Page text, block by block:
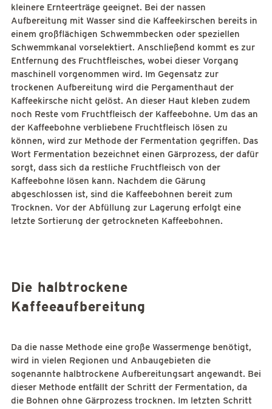
kleinere Ernteerträge geeignet. Bei der nassen
Aufbereitung mit Wasser sind die Kaffeekirschen bereits in
einem großflächigen Schwemmbecken oder speziellen
Schwemmkanal vorselektiert. Anschließend kommt es zur
Entfernung des Fruchtfleisches, wobei dieser Vorgang
maschinell vorgenommen wird. Im Gegensatz zur
trockenen Aufbereitung wird die Pergamenthaut der
Kaffeekirsche nicht gelöst. An dieser Haut kleben zudem
noch Reste vom Fruchtfleisch der Kaffeebohne. Um das an
der Kaffeebohne verbliebene Fruchtfleisch lösen zu
können, wird zur Methode der Fermentation gegriffen. Das
Wort Fermentation bezeichnet einen Gärprozess, der dafür
sorgt, dass sich da restliche Fruchtfleisch von der
Kaffeebohne lösen kann. Nachdem die Gärung
abgeschlossen ist, sind die Kaffeebohnen bereit zum
Trocknen. Vor der Abfüllung zur Lagerung erfolgt eine
letzte Sortierung der getrockneten Kaffeebohnen.
Die halbtrockene
Kaffeeaufbereitung
Da die nasse Methode eine große Wassermenge benötigt,
wird in vielen Regionen und Anbaugebieten die
sogenannte halbtrockene Aufbereitungsart angewandt. Bei
dieser Methode entfällt der Schritt der Fermentation, da
die Bohnen ohne Gärprozess trocknen. Im letzten Schritt